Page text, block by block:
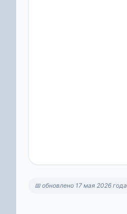
📅 обновлено 17 мая 2026 года